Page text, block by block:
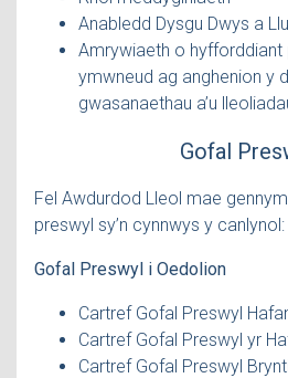
Anabledd Dysgu Dwys a
Amrywiaeth o hyfforddiant
ymwneud ag anghenion y
gwasanaethau a’u
Gofal
Fel Awdurdod Lleol mae
preswyl sy’n cynnwys y canlynol:
Gofal Preswyl i Oedolion
Cartref Gofal Preswyl
Cartref Gofal Preswyl yr
Cartref Gofal Preswyl